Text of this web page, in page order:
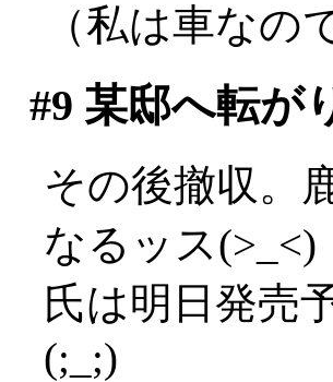
（私は車な
#9 某邸へ転が
その後撤収。
なるッス(>_<)
氏は明日発売
(;_;)